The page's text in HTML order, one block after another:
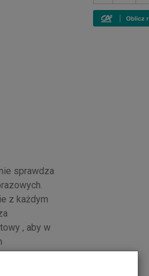
sprawdza
z każdym
, aby w